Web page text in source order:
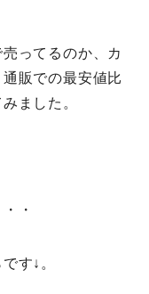
ってるのか、カ
販での最安値比
ました。
・
す↓。